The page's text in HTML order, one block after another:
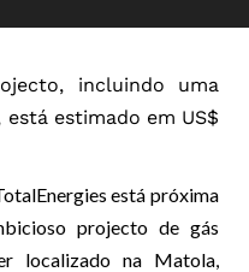
incluindo uma
estimado em US$
está próxima
projecto de gás
localizado na Matola,